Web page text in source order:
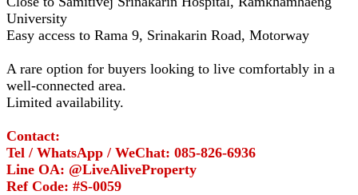
University
Easy access to Rama 9, Srinakarin Road, Motorway
A rare option for buyers looking to live comfortably in a
well-connected area.
Limited availability.
Contact:
Tel / WhatsApp / WeChat: 085-826-6936
Line OA: @LiveAliveProperty
Ref Code: #S-0059